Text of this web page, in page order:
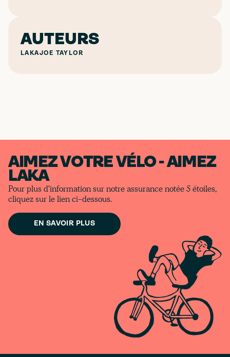
AUTEURS
LAKAJOE TAYLOR
AIMEZ VOTRE VÉLO - AIMEZ
LAKA
Pour plus d'information sur notre assurance notée 5 étoiles,
cliquez sur le lien ci-dessous.
EN SAVOIR PLUS